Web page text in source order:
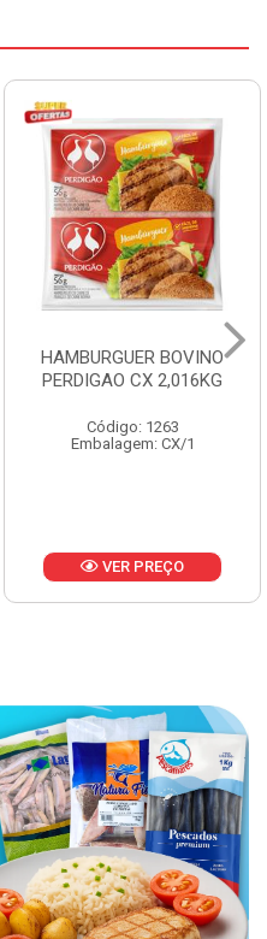
HAMBURGUER BOVINO
PERDIGAO CX 2,016KG
Código: 1263
Embalagem: CX/1
VER PREÇO